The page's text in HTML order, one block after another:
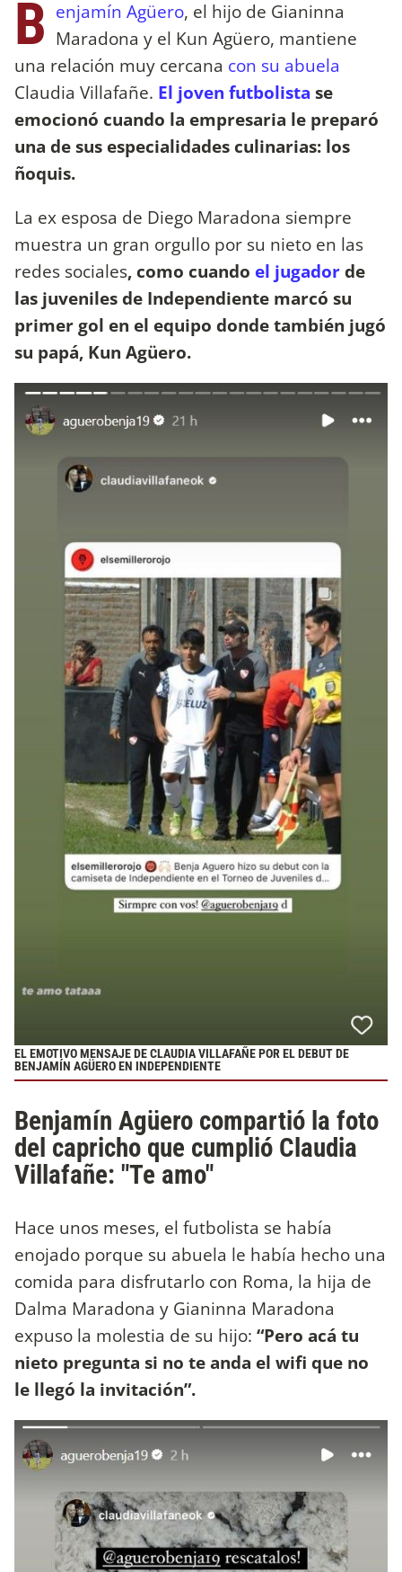
B enjamín Agüero, el hijo de Gianinna
Maradona y el Kun Agüero, mantiene
una relación muy cercana con su abuela
Claudia Villafañe. El joven futbolista se
emocionó cuando la empresaria le preparó
una de sus especialidades culinarias: los
ñoquis.
La ex esposa de Diego Maradona siempre
muestra un gran orgullo por su nieto en las
redes sociales, como cuando el jugadorde
las juveniles de Independiente marcó su
primer gol en el equipo donde también jugó
su papá, Kun Agüero.
EL EMOTIVO MENSAJE DE CLAUDIA VILLAFAÑE POR EL DEBUT DE
BENJAMÍN AGÜERO EN INDEPENDIENTE
Benjamín Agüero compartió la foto
del capricho que cumplió Claudia
Villafañe: "Te amo"
Hace unos meses, el futbolista se había
enojado porque su abuela le había hecho una
comida para disfrutarlo con Roma, la hija de
Dalma Maradona y Gianinna Maradona
expuso la molestia de su hijo: “Pero acá tu
nieto pregunta si no te anda el wifi que no
le llegó la invitación”.